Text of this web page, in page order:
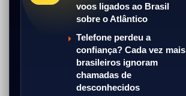
voos ligados ao Brasil
sobre o Atlântico
Telefone perdeu a
confiança? Cada vez mais
brasileiros ignoram
chamadas de
desconhecidos